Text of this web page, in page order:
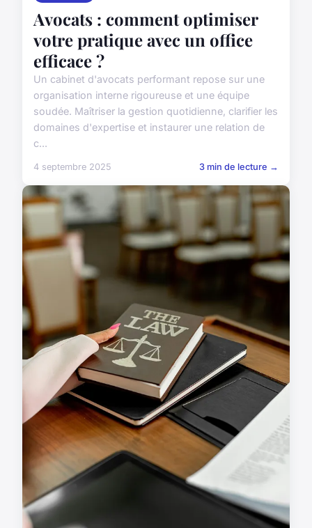
Avocats : comment optimiser
votre pratique avec un office
efficace ?
Un cabinet d'avocats performant repose sur une
organisation interne rigoureuse et une équipe
soudée. Maîtriser la gestion quotidienne, clarifier les
domaines d'expertise et instaurer une relation de
c...
4 septembre 2025 3 min de lecture →